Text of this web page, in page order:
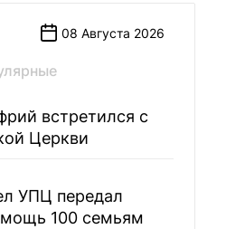
08 Августа 2026
встретился с
Церкви
УПЦ передал
100 семьям